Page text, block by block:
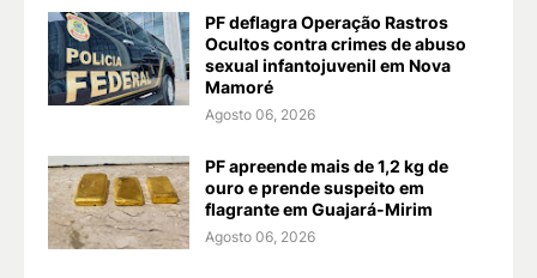
PF deflagra Operação Rastros
Ocultos contra crimes de abuso
sexual infantojuvenil em Nova
Mamoré
Agosto 06, 2026
PF apreende mais de 1,2 kg de
ouro e prende suspeito em
flagrante em Guajará-Mirim
Agosto 06, 2026